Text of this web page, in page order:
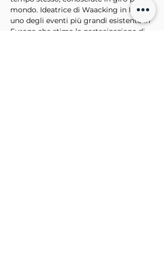
mondo. Ideatrice di Waacking in Italia,
uno degli eventi più grandi esistente in
Europa che stima la partecipazione di